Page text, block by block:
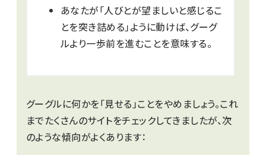
あなたが「人びとが望ましいと感じるこ
とを突き詰める」ように動けば、グーグ
ルより一歩前を進むことを意味する。
グーグルに何かを「見せる」ことをやめましょう。これ
までたくさんのサイトをチェックしてきましたが、次
のような傾向がよくあります：